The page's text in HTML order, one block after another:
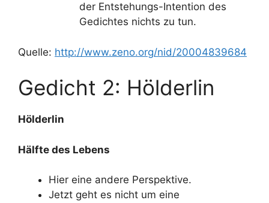
der Entstehungs-Intention des
Gedichtes nichts zu tun.
Quelle: http://www.zeno.org/nid/20004839684
Gedicht 2: Hölderlin
Hölderlin
Hälfte des Lebens
Hier eine andere Perspektive.
Jetzt geht es nicht um eine